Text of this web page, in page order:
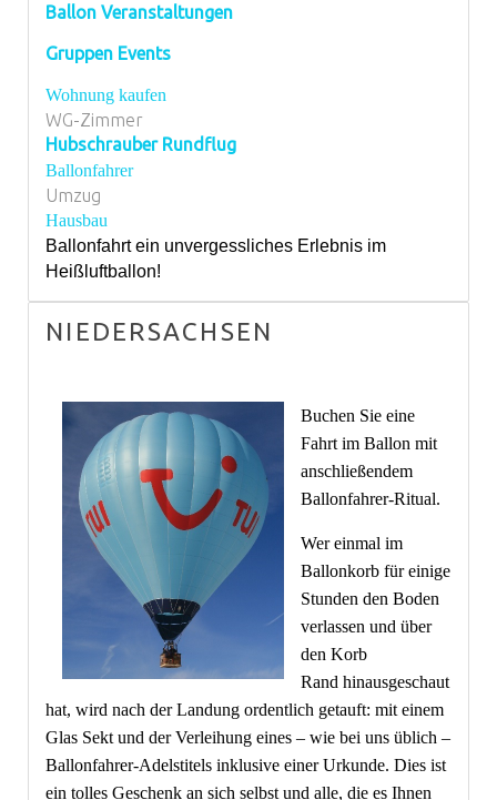
Ballon Veranstaltungen
Gruppen Events
Wohnung kaufen
WG-Zimmer
Hubschrauber Rundflug
Ballonfahrer
Umzug
Hausbau
Ballonfahrt ein unvergessliches Erlebnis im
Heißluftballon!
NIEDERSACHSEN
Buchen Sie eine
Fahrt im Ballon mit
anschließendem
Ballonfahrer-Ritual.
Wer einmal im
Ballonkorb für einige
Stunden den Boden
verlassen und über
den Korb
Rand hinausgeschaut
hat, wird nach der Landung ordentlich getauft: mit einem
Glas Sekt und der Verleihung eines – wie bei uns üblich –
Ballonfahrer-Adelstitels inklusive einer Urkunde. Dies ist
ein tolles Geschenk an sich selbst und alle, die es Ihnen